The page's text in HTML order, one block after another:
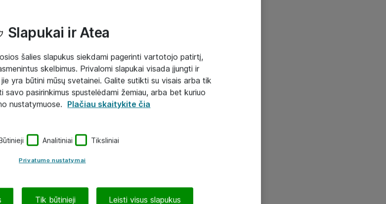
Slapukai ir Atea
šalies slapukus siekdami pagerinti vartotojo patirtį,
skelbimus. Privalomi slapukai visada įjungti ir
yra būtini mūsų svetainei. Galite sutikti su visais arba tik
savo pasirinkimus spustelėdami žemiau, arba bet kuriuo
nustatymuose.
Plačiau skaitykite čia
Analitiniai Tiksliniai
Privatumo nustatymai
Tik būtinieji Leisti visus slapukus